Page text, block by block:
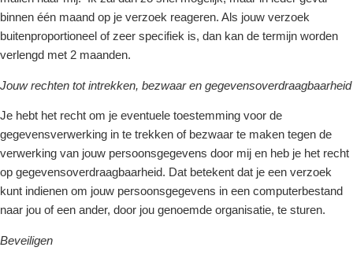
binnen één maand op je verzoek reageren. Als jouw verzoek
buitenproportioneel of zeer specifiek is, dan kan de termijn worden
verlengd met 2 maanden.
Jouw rechten tot intrekken, bezwaar en gegevensoverdraagbaarheid
Je hebt het recht om je eventuele toestemming voor de
gegevensverwerking in te trekken of bezwaar te maken tegen de
verwerking van jouw persoonsgegevens door mij en heb je het recht
op gegevensoverdraagbaarheid. Dat betekent dat je een verzoek
kunt indienen om jouw persoonsgegevens in een computerbestand
naar jou of een ander, door jou genoemde organisatie, te sturen.
Beveiligen